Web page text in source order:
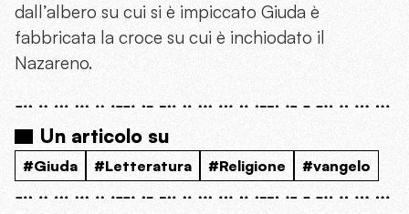
dall’albero su cui si è impiccato Giuda è
fabbricata la croce su cui è inchiodato il
Nazareno.
Un articolo su
#Giuda #Letteratura #Religione #vangelo